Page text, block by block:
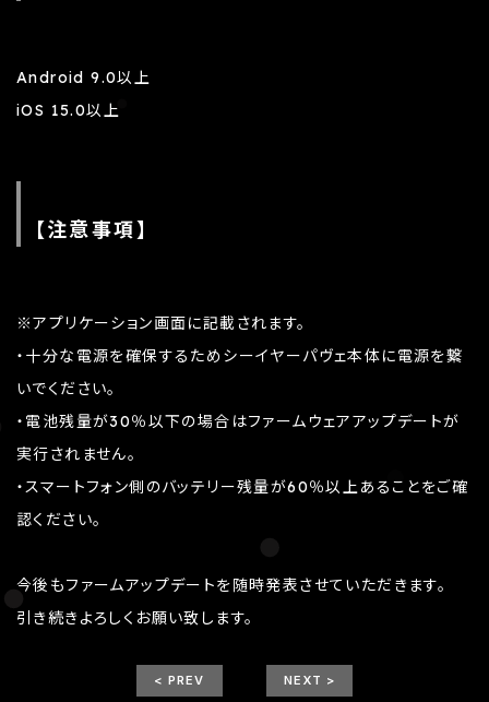
Android 9.0以上
iOS 15.0以上
【注意事項】
※アプリケーション画面に記載されます。
・十分な電源を確保するためシーイヤーパヴェ本体に電源を繋
いでください。
・電池残量が30％以下の場合はファームウェアアップデートが
実行されません。
・スマートフォン側のバッテリー残量が60％以上あることをご確
認ください。
今後もファームアップデートを随時発表させていただきます。
引き続きよろしくお願い致します。
< PREV NEXT >